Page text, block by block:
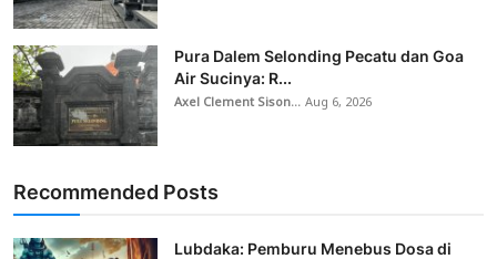
Pura Dalem Selonding Pecatu dan Goa
Air Sucinya: R...
Axel Clement Sison...Aug 6, 2026
Recommended Posts
Lubdaka: Pemburu Menebus Dosa di